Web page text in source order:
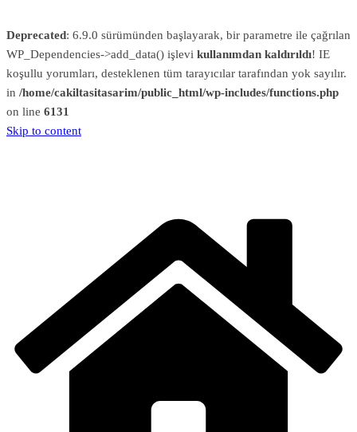
Deprecated: 6.9.0 sürümünden başlayarak, bir parametre ile çağrılan
WP_Dependencies->add_data() işlevi kullanımdan kaldırıldı! IE
koşullu yorumları, desteklenen tüm tarayıcılar tarafından yok sayılır.
in /home/cakiltasitasarim/public_html/wp-includes/functions.php
on line 6131
Skip to content